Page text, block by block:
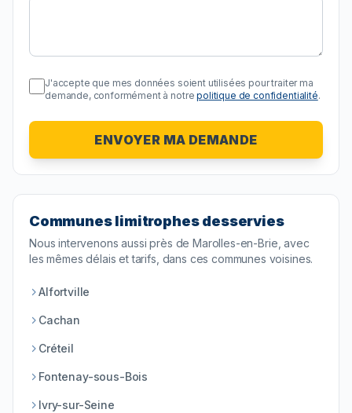
J'accepte que mes données soient utilisées pour traiter ma
demande, conformément à notre politique de confidentialité.
ENVOYER MA DEMANDE
Communes limitrophes desservies
Nous intervenons aussi près deMarolles-en-Brie , avec
les mêmes délais et tarifs, dans ces communes voisines.
Alfortville
Cachan
Créteil
Fontenay-sous-Bois
Ivry-sur-Seine